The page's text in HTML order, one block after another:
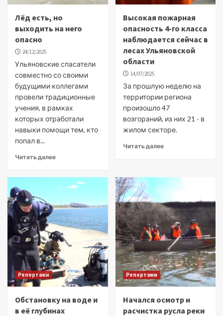
Лёд есть, но
выходить на него
опасно
24/12/2025
Ульяновские спасатели
совместно со своими
будущими коллегами
провели традиционные
учения, в рамках
которых отработали
навыки помощи тем, кто
попал в...
Читать далее
Высокая пожарная
опасность 4-го класса
наблюдается сейчас в
лесах Ульяновской
области
14/07/2025
За прошлую неделю на
территории региона
произошло 47
возгораний, из них 21 - в
жилом секторе.
Читать далее
Репортажи
Обстановку на воде и
в её глубинах
Репортажи
Начался осмотр и
расчистка русла реки